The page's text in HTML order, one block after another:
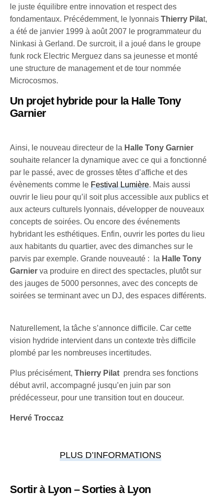
le juste équilibre entre innovation et respect des
fondamentaux. Précédemment, le lyonnaisThierry Pilat,
a été de janvier 1999 à août 2007 le programmateur du
Ninkasi à Gerland. De surcroit, il a joué dans le groupe
funk rock Electric Merguez dans sa jeunesse et monté
une structure de management et de tour nommée
Microcosmos.
Un projet hybride pour la Halle Tony
Garnier
Ainsi, le nouveau directeur de la Halle Tony Garnier
souhaite relancer la dynamique avec ce qui a fonctionné
par le passé, avec de grosses têtes d’affiche et des
évènements comme leFestival Lumière. Mais aussi
ouvrir le lieu pour qu’il soit plus accessible aux publics et
aux acteurs culturels lyonnais, développer de nouveaux
concepts de soirées. Ou encore des événements
hybridant les esthétiques. Enfin, ouvrir les portes du lieu
aux habitants du quartier, avec des dimanches sur le
parvis par exemple. Grande nouveauté : la Halle Tony
Garnierva produire en direct des spectacles, plutôt sur
des jauges de 5000 personnes, avec des concepts de
soirées se terminant avec un DJ, des espaces différents.
Naturellement, la tâche s’annonce difficile. Car cette
vision hydride intervient dans un contexte très difficile
plombé par les nombreuses incertitudes.
Plus précisément,Thierry Pilat prendra ses fonctions
début avril, accompagné jusqu’en juin par son
prédécesseur, pour une transition tout en douceur.
Hervé Troccaz
PLUS D’INFORMATIONS
Sortir à Lyon – Sorties à Lyon